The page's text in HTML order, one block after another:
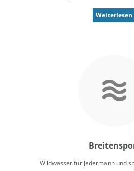
Weiterlesen
Wildwasser für Jedermann und